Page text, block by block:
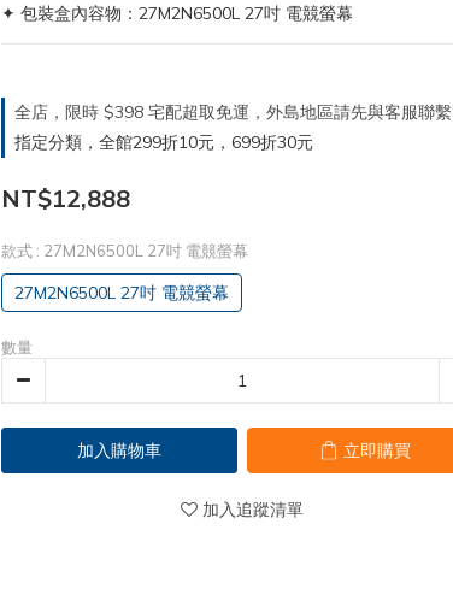
✦ 包裝盒內容物：27M2N6500L 27吋 電競螢幕
全店，限時 $398 宅配超取免運，外島地區請先與客服聯繫
指定分類，全館299折10元，699折30元
NT$12,888
款式 : 27M2N6500L 27吋 電競螢幕
27M2N6500L 27吋 電競螢幕
數量
加入購物車 立即購買
加入追蹤清單